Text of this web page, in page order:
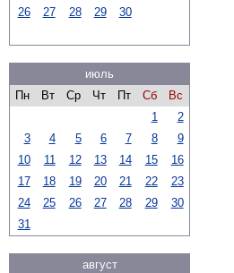
26
27 28 29 30
июль
Пн
Вт Ср Чт Пт Сб
Вс
1
2
3
4 5 6 7 8
9
10
11 12 13 14 15
16
17
18 19 20 21 22
23
24
25 26 27 28 29
30
31
август